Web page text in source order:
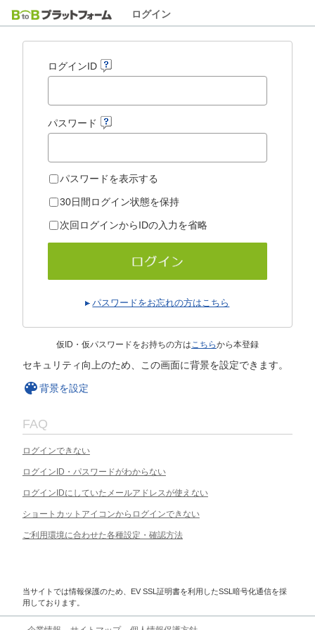
ログイン
ログインID
パスワード
パスワードを表示する
30日間ログイン状態を保持
次回ログインからIDの入力を省略
パスワードをお忘れの方はこちら
仮ID・仮パスワードをお持ちの方はこちらから本登録
セキュリティ向上のため、この画面に背景を設定できます。
背景を設定
FAQ
ログインできない
ログインID・パスワードがわからない
ログインIDにしていたメールアドレスが使えない
ショートカットアイコンからログインできない
ご利用環境に合わせた各種設定・確認方法
当サイトでは情報保護のため、EV SSL証明書を利用したSSL暗号化通信を採
用しております。